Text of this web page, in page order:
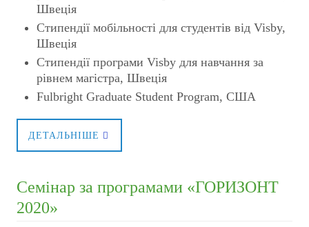
Швеція
Стипендії мобільності для студентів від Visby,
Швеція
Стипендії програми Visby для навчання за
рівнем магістра, Швеція
Fulbright Graduate Student Program, США
ДЕТАЛЬНІШЕ
Семінар за програмами «ГОРИЗОНТ
2020»